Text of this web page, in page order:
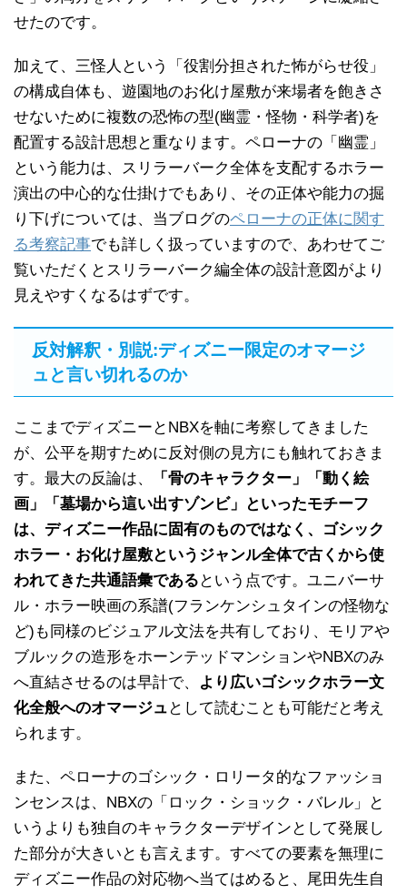
せたのです。
加えて、三怪人という「役割分担された怖がらせ役」
の構成自体も、遊園地のお化け屋敷が来場者を飽きさ
せないために複数の恐怖の型(幽霊・怪物・科学者)を
配置する設計思想と重なります。ペローナの「幽霊」
という能力は、スリラーバーク全体を支配するホラー
演出の中心的な仕掛けでもあり、その正体や能力の掘
り下げについては、当ブログのペローナの正体に関す
る考察記事でも詳しく扱っていますので、あわせてご
覧いただくとスリラーバーク編全体の設計意図がより
見えやすくなるはずです。
反対解釈・別説:ディズニー限定のオマージ
ュと言い切れるのか
ここまでディズニーとNBXを軸に考察してきました
が、公平を期すために反対側の見方にも触れておきま
す。最大の反論は、
「骨のキャラクター」「動く絵
画」「墓場から這い出すゾンビ」といったモチーフ
は、ディズニー作品に固有のものではなく、ゴシック
ホラー・お化け屋敷というジャンル全体で古くから使
われてきた共通語彙である という点です。ユニバーサ
ル・ホラー映画の系譜(フランケンシュタインの怪物な
ど)も同様のビジュアル文法を共有しており、モリアや
ブルックの造形をホーンテッドマンションやNBXのみ
へ直結させるのは早計で、
より広いゴシックホラー文
化全般へのオマージュ として読むことも可能だと考え
られます。
また、ペローナのゴシック・ロリータ的なファッショ
ンセンスは、NBXの「ロック・ショック・バレル」と
いうよりも独自のキャラクターデザインとして発展し
た部分が大きいとも言えます。すべての要素を無理に
ディズニー作品の対応物へ当てはめると、尾田先生自